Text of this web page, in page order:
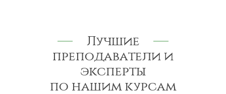
Лучшие
преподаватели и
эксперты
по нашим курсам